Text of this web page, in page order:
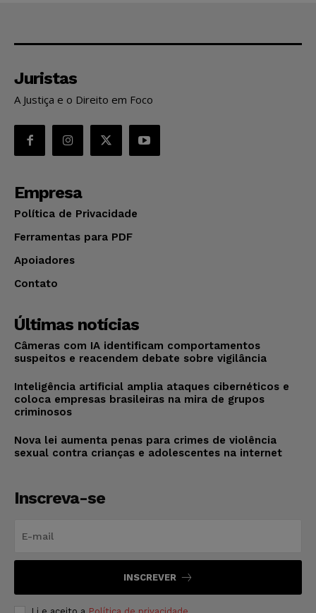
Juristas
A Justiça e o Direito em Foco
Empresa
Política de Privacidade
Ferramentas para PDF
Apoiadores
Contato
Últimas notícias
Câmeras com IA identificam comportamentos
suspeitos e reacendem debate sobre vigilância
Inteligência artificial amplia ataques cibernéticos e
coloca empresas brasileiras na mira de grupos
criminosos
Nova lei aumenta penas para crimes de violência
sexual contra crianças e adolescentes na internet
Inscreva-se
INSCREVER